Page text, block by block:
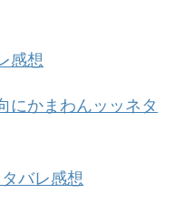
感想
にかまわんッッネタ
バレ感想